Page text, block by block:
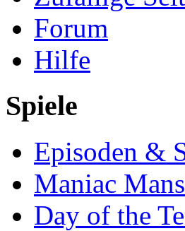
Forum
Hilfe
Spiele
Episoden &
Maniac
Day of the